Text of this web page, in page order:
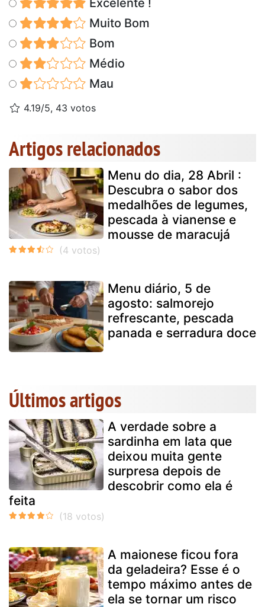
Muito Bom
Bom
Médio
Mau
4.19/5, 43 votos
Artigos relacionados
Menu do dia, 28 Abril :
Descubra o sabor dos
medalhões de legumes,
pescada à vianense e
mousse de maracujá
Menu diário, 5 de
agosto: salmorejo
refrescante, pescada
panada e serradura doce
Últimos artigos
A verdade sobre a
sardinha em lata que
deixou muita gente
surpresa depois de
descobrir como ela é
feita
A maionese ficou fora
da geladeira? Esse é o
tempo máximo antes de
ela se tornar um risco